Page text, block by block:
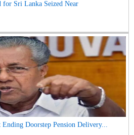
for Sri Lanka Seized Near
Doorstep Pension Delivery...